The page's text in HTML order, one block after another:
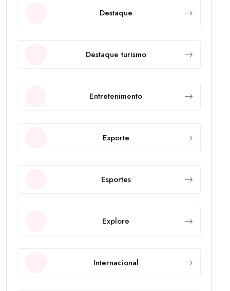
Destaque
Destaque turismo
Entretenimento
Esporte
Esportes
Explore
Internacional